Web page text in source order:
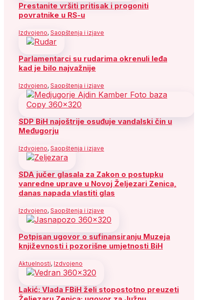
Prestanite vršiti pritisak i progoniti
povratnike u RS-u
Izdvojeno, Saopštenja i izjave
Parlamentarci su rudarima okrenuli leđa
kad je bilo najvažnije
Izdvojeno, Saopštenja i izjave
SDP BiH najoštrije osuđuje vandalski čin u
Međugorju
Izdvojeno, Saopštenja i izjave
SDA jučer glasala za Zakon o postupku
vanredne uprave u Novoj Željezari Zenica,
danas napada vlastiti glas
Izdvojeno, Saopštenja i izjave
Potpisan ugovor o sufinansiranju Muzeja
književnosti i pozorišne umjetnosti BiH
Aktuelnosti, Izdvojeno
Lakić: Vlada FBiH želi stopostotno preuzeti